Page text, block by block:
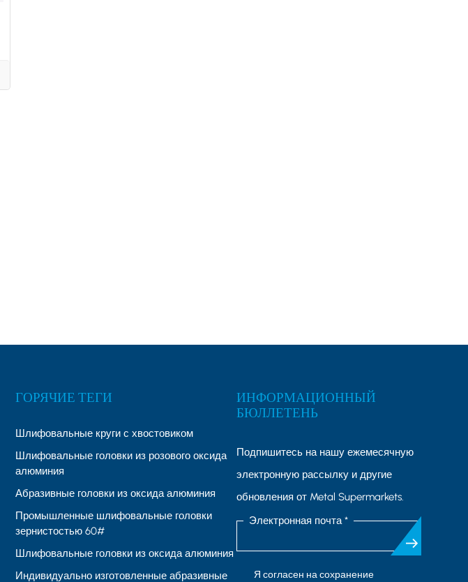
ГОРЯЧИЕ ТЕГИ
Шлифовальные круги с хвостовиком
Шлифовальные головки из розового оксида
алюминия
Абразивные головки из оксида алюминия
Промышленные шлифовальные головки
зернистостью 60#
Шлифовальные головки из оксида алюминия
Индивидуально изготовленные абразивные
ИНФОРМАЦИОННЫЙ
БЮЛЛЕТЕНЬ
Подпишитесь на нашу ежемесячную
электронную рассылку и другие
обновления от Metal Supermarkets.
Электронная почта *
Я согласен на сохранение